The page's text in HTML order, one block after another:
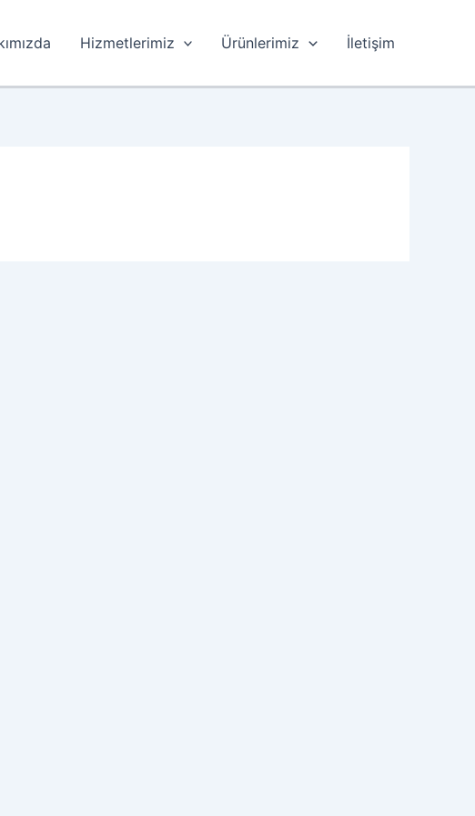
Hizmetlerimiz Ürünlerimiz İletişim